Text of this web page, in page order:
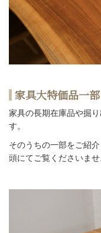
家具大特価品一
家具の長期在庫品や掘
す。
そのうちの一部をご紹
頭にてご覧くださいませ